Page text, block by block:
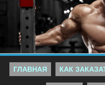
ГЛАВНАЯ КАК